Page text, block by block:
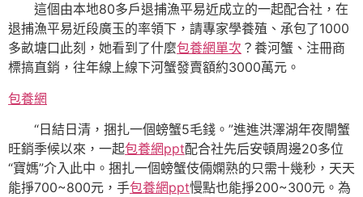
這個由本地80多戶退捕漁平易近成立的一起配合社，在
退捕漁平易近段廣玉的率領下，請專家學養殖、承包了1000
多畝塘口此刻，她看到了什麼包養網單次 ？養河蟹、注冊商
標搞直銷，往年線上線下河蟹發賣額約3000萬元。
包養網
“日結日清，捆扎一個螃蟹5毛錢。”進進洪澤湖年夜閘蟹
旺銷季候以來，一起包養網ppt配合社先后安頓周邊20多位
“寶媽”介入此中。捆扎一個螃蟹伎倆嫻熟的只需十幾秒，天天
能掙700~800元，手包養網ppt慢點也能掙200~300元。為